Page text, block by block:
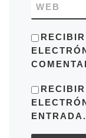
WEB
ENTRADA.